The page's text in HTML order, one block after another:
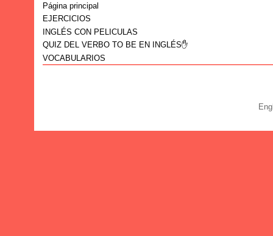
Página principal
EJERCICIOS
INGLÉS CON PELICULAS
QUIZ DEL VERBO TO BE EN INGLÉS✋
VOCABULARIOS